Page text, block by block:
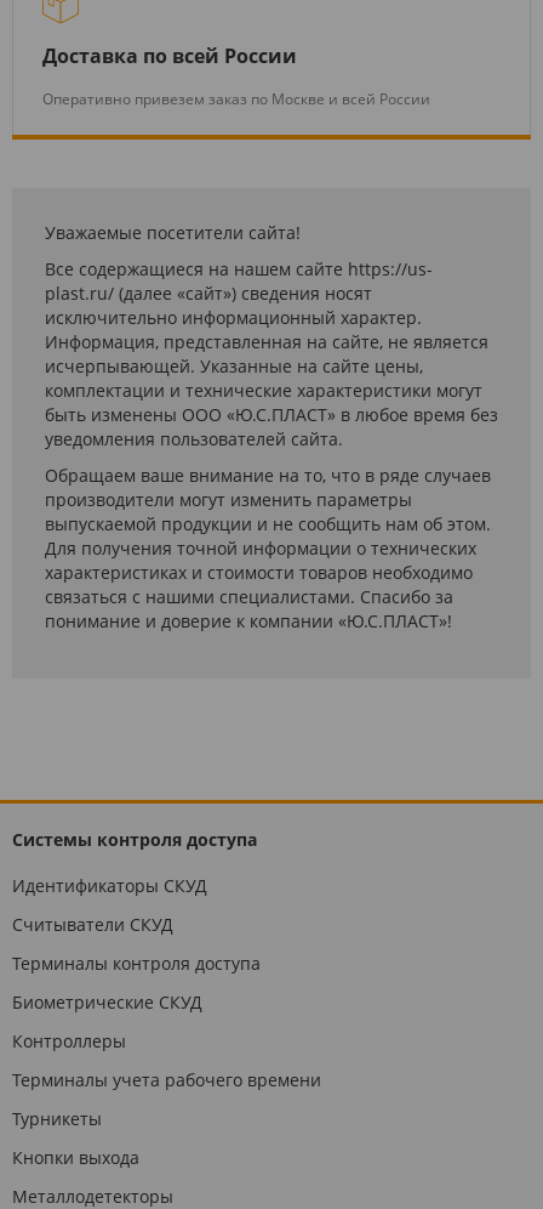
Доставка по всей России
Оперативно привезем заказ по Москве и всей России
Уважаемые посетители сайта!
Все содержащиеся на нашем сайте https://us-
plast.ru/ (далее «сайт») сведения носят
исключительно информационный характер.
Информация, представленная на сайте, не является
исчерпывающей. Указанные на сайте цены,
комплектации и технические характеристики могут
быть изменены ООО «Ю.С.ПЛАСТ» в любое время без
уведомления пользователей сайта.
Обращаем ваше внимание на то, что в ряде случаев
производители могут изменить параметры
выпускаемой продукции и не сообщить нам об этом.
Для получения точной информации о технических
характеристиках и стоимости товаров необходимо
связаться с нашими специалистами. Спасибо за
понимание и доверие к компании «Ю.С.ПЛАСТ»!
Системы контроля доступа
Идентификаторы СКУД
Считыватели СКУД
Терминалы контроля доступа
Биометрические СКУД
Контроллеры
Терминалы учета рабочего времени
Турникеты
Кнопки выхода
Металлодетекторы